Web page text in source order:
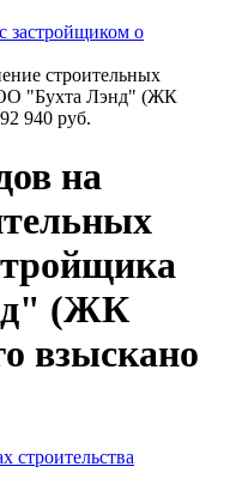
застройщиком о
строительных
"Бухта Лэнд" (ЖК
940 руб.
на
(ЖК
взыскано
строительства